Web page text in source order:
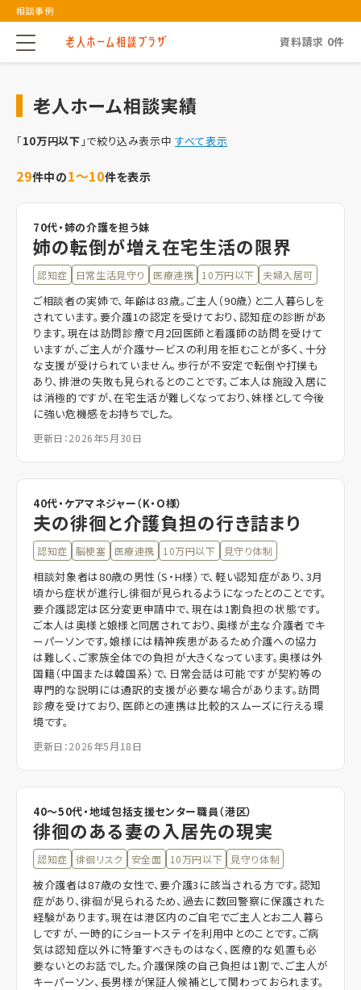
相談事例
資料請求 0件
老人ホーム相談実績
「10万円以下 」で絞り込み表示中すべて表示
29件中の1～10件を表示
70代・姉の介護を担う妹
姉の転倒が増え在宅生活の限界
認知症 日常生活見守り 医療連携 10万円以下 夫婦入居可
ご相談者の実姉で、年齢は83歳。ご主人（90歳）と二人暮らしを
されています。要介護1の認定を受けており、認知症の診断があ
ります。現在は訪問診療で月2回医師と看護師の訪問を受けて
いますが、ご主人が介護サービスの利用を拒むことが多く、十分
な支援が受けられていません。歩行が不安定で転倒や打撲も
あり、排泄の失敗も見られるとのことです。ご本人は施設入居に
は消極的ですが、在宅生活が難しくなっており、妹様として今後
に強い危機感をお持ちでした。
更新日：2026年5月30日
40代・ケアマネジャー（K・O様）
夫の徘徊と介護負担の行き詰まり
認知症 脳梗塞 医療連携 10万円以下 見守り体制
相談対象者は80歳の男性（S・H様）で、軽い認知症があり、3月
頃から症状が進行し徘徊が見られるようになったとのことです。
要介護認定は区分変更申請中で、現在は1割負担の状態です。
ご本人は奥様と娘様と同居されており、奥様が主な介護者でキ
ーパーソンです。娘様には精神疾患があるため介護への協力
は難しく、ご家族全体での負担が大きくなっています。奥様は外
国籍（中国または韓国系）で、日常会話は可能ですが契約等の
専門的な説明には通訳的支援が必要な場合があります。訪問
診療を受けており、医師との連携は比較的スムーズに行える環
境です。
更新日：2026年5月18日
40〜50代・地域包括支援センター職員（港区）
徘徊のある妻の入居先の現実
認知症 徘徊リスク 安全面 10万円以下 見守り体制
被介護者は87歳の女性で、要介護3に該当される方です。認知
症があり、徘徊が見られるため、過去に数回警察に保護された
経験があります。現在は港区内のご自宅でご主人とお二人暮ら
しですが、一時的にショートステイを利用中とのことです。ご病
気は認知症以外に特筆すべきものはなく、医療的な処置も必
要ないとのお話でした。介護保険の自己負担は1割で、ご主人が
キーパーソン、長男様が保証人候補として関わっておられます。